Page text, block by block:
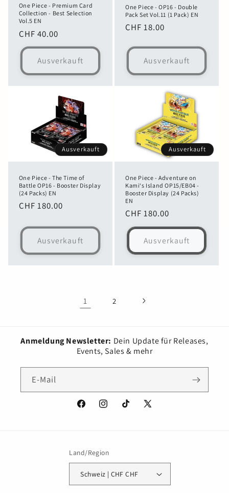
One Piece - Premium Card
Collection - Best Selection
Vol.5 EN
Normaler
Preis
CHF 40.00
Ausverkauft
One Piece - OP16 - Double
Pack Set Vol.11 (1 Pack) EN
Normaler
CHF 18.00
Ausverkauft
Ausverkauft
One Piece - The Time of
Battle OP16 - Booster Display
(24 Packs) EN
Normaler
CHF 180.00
Ausverkauft
Ausverkauft
One Piece - Adventure on
Kami‘s Island OP15/EB04 -
Booster Display (24 Packs)
EN
Normaler
Preis
CHF 180.00
Ausverkauft
1 2
Anmeldung Newsletter: Dein Update für Releases,
Events, Sales & mehr
E-Mail
FacebookInstagramTikTok X
Land/Region
Schweiz | CHF CHF